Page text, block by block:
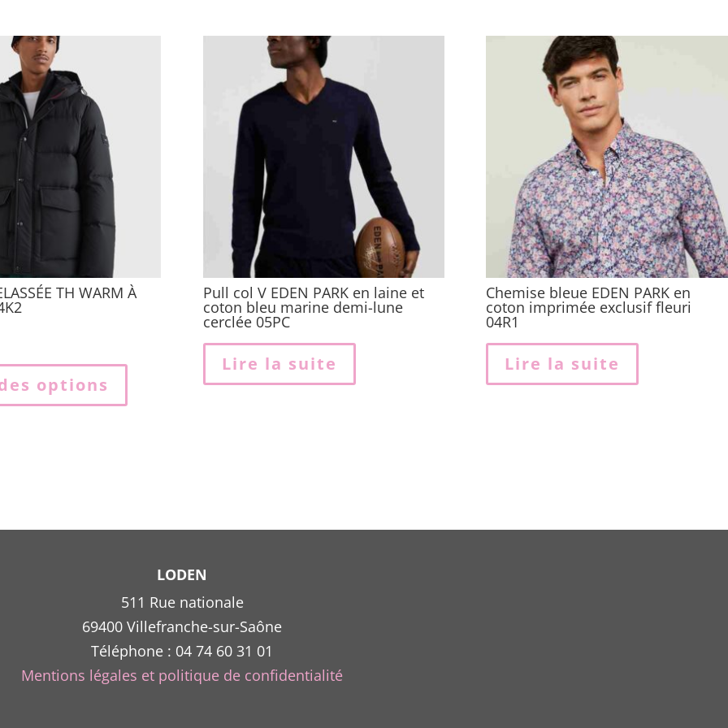
TH WARM À
options
a
être
page
du
produit
Pull col V EDEN PARK en laine et
coton bleu marine demi-lune
cerclée 05PC
Lire la suite
Chemise bleue EDEN PARK en
coton imprimée exclusif fleuri
04R1
Lire la suite
LODEN
511 Rue nationale
69400 Villefranche-sur-Saône
Téléphone : 04 74 60 31 01
Mentions légales et politique de confidentialité